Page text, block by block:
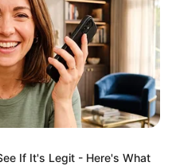
Memory Loss Isn't Age:
If It's Legit - Here's What